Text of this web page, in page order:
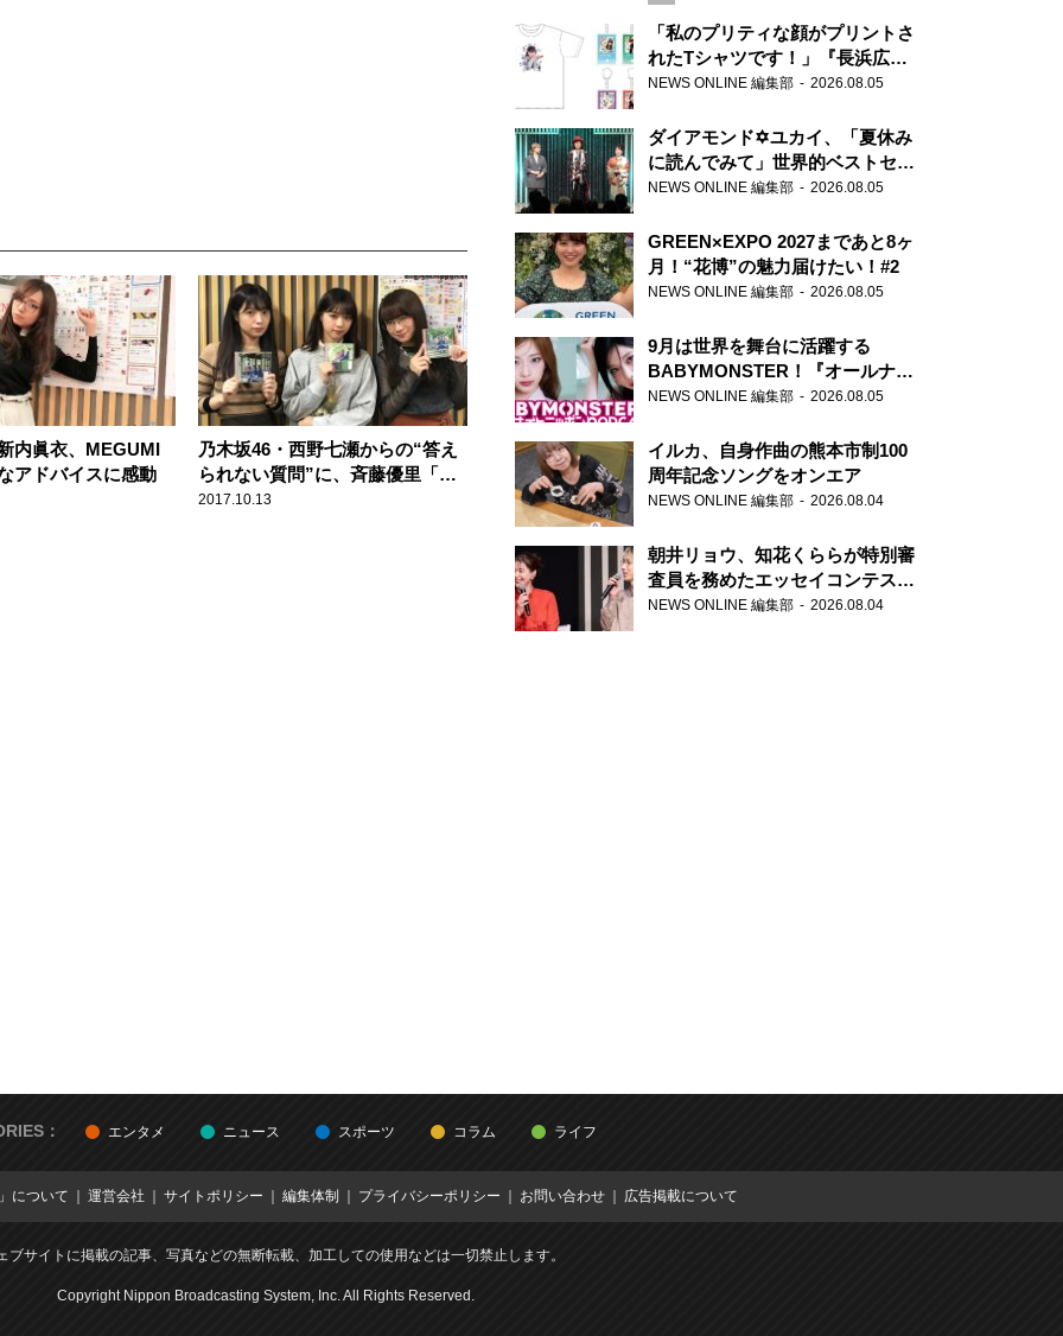
内眞衣、MEGUMI
アドバイスに感動
乃木坂46・西野七瀬からの“答え
られない質問”に、斉藤優里「い
じわる！(笑)」
2017.10.13
「私のプリティな顔がプリントさ
れたTシャツです！」『長浜広奈
天下無双』初の番組グッズ発売
NEWS ONLINE 編集部 2026.08.05
ダイアモンド✡ユカイ、「夏休み
に読んでみて」世界的ベストセラ
ー『アナスタシア』を紹介
NEWS ONLINE 編集部 2026.08.05
GREEN×EXPO 2027まであと8ヶ
月！“花博”の魅力届けたい！#2
NEWS ONLINE 編集部 2026.08.05
9月は世界を舞台に活躍する
BABYMONSTER！『オールナイ
トニッポンPODCAST』月替わり
NEWS ONLINE 編集部 2026.08.05
イルカ、自身作曲の熊本市制100
周年記念ソングをオンエア
NEWS ONLINE 編集部 2026.08.04
朝井リョウ、知花くららが特別審
査員を務めたエッセイコンテスト
の特別番組「#いまあなたに伝え
NEWS ONLINE 編集部 2026.08.04
： エンタメ ニュース スポーツ コラム ライフ
について 運営会社 サイトポリシー 編集体制 プライバシーポリシー お問い合わせ 広告掲載について
ブサイトに掲載の記事、写真などの無断転載、加工しての使用などは一切禁止します。
Copyright Nippon Broadcasting System, Inc. All Rights Reserved.